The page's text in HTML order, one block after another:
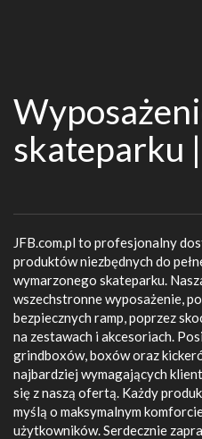
skateparku
JFB.com.pl to profesjonalny
produktów niezbędnych do
wymarzonego skateparku.
wszechstronne wyposażenie,
bezpiecznych ramp, poprzez
na zestawach i akcesoriach.
grindboxów, boxów oraz
najbardziej wymagających
się z naszą ofertą. Każdy
myślą o maksymalnym
użytkowników. Serdecznie